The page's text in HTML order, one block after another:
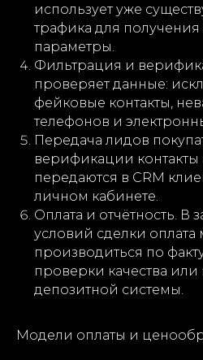
использует уже
трафика для
параметры.
Фильтрация и
проверяет данные:
фейковые контакты,
телефонов и
Передача лидов
верификации контакты
передаются в CRM
личном кабинете.
Оплата и отчётность. В
условий сделки оплата
производиться по
проверки качества или
депозитной системы.
Модели оплаты и